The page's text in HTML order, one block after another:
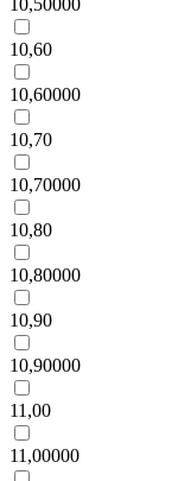
10,50000
10,60
10,60000
10,70
10,70000
10,80
10,80000
10,90
10,90000
11,00
11,00000